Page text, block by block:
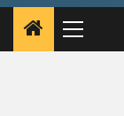
Primary
Menu